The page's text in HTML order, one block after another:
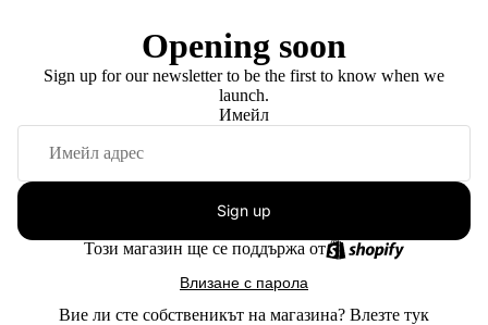
Opening soon
Sign up for our newsletter to be the first to know when we
launch.
Имейл
Sign up
Този магазин ще се поддържа от
Влизане с парола
Вие ли сте собственикът на магазина? Влезте тук